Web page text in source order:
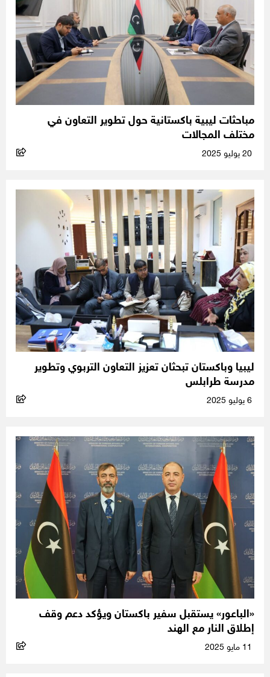
مباحثات ليبية باكستانية حول تطوير التعاون في
مختلف المجالات
ليبيا وباكستان تبحثان تعزيز التعاون التربوي وتطوير
مدرسة طرابلس
«الباعور» يستقبل سفير باكستان ويؤكد دعم وقف
إطلاق النار مع الهند